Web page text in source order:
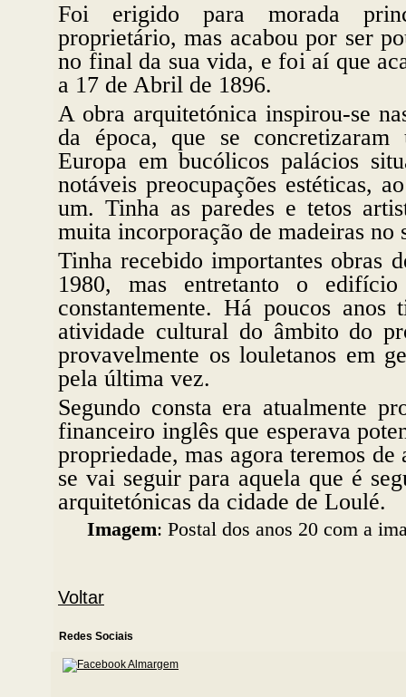
Foi erigido para morada
proprietário, mas acabou por ser
no final da sua vida, e foi aí que
a 17 de Abril de 1896.
A obra arquitetónica inspirou-se
da época, que se
Europa em bucólicos palácios
notáveis preocupações estéticas,
um. Tinha as paredes e tetos
muita incorporação de madeiras no
Tinha recebido importantes obras
1980, mas entretanto o edifício
constantemente. Há poucos anos
atividade cultural do âmbito do
provavelmente os louletanos em
pela última vez.
Segundo consta era atualmente
financeiro inglês que esperava
propriedade, mas agora teremos
se vai seguir para aquela que é
arquitetónicas da cidade de Loulé.
Imagem: Postal dos anos 20 com a
Voltar
Redes Sociais